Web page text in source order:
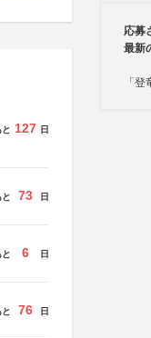
と 127 日
と 73 日
と 6 日
と 76 日
応募
最新
「